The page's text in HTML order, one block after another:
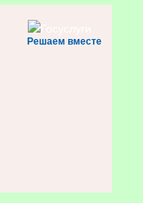
Решаем вместе